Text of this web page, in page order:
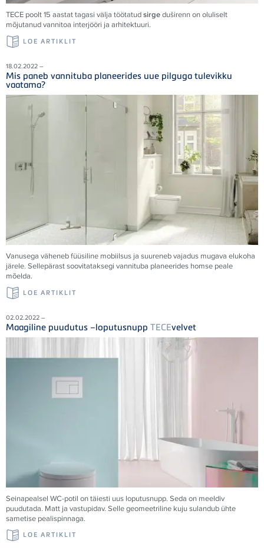
TECE poolt 15 aastat tagasi välja töötatudsirgeduširenn on oluliselt
mõjutanud vannitoa interjööri ja arhitektuuri.
LOE ARTIKLIT
18.02.2022 –
Mis paneb vannituba planeerides uue pilguga tulevikku
vaatama?
Vanusega väheneb füüsiline mobiilsus ja suureneb vajadus mugava elukoha
järele. Sellepärast soovitataksegi vannituba planeerides homse peale
mõelda.
LOE ARTIKLIT
02.02.2022 –
Maagiline puudutus –loputusnupp TECEvelvet
Seinapealsel WC-potil on täiesti uus loputusnupp. Seda on meeldiv
puudutada. Matt ja vastupidav. Selle geomeetriline kuju sulandub ühte
sametise pealispinnaga.
LOE ARTIKLIT